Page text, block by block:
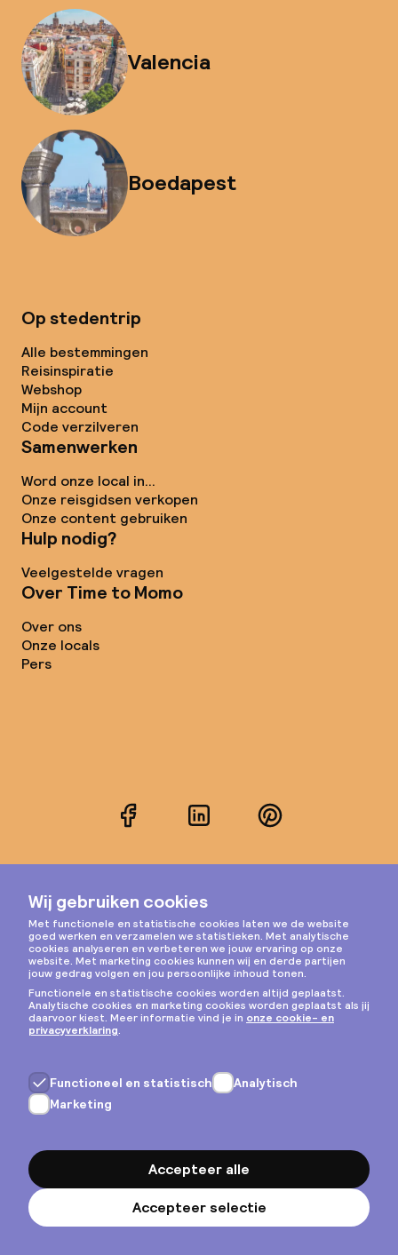
Valencia
Boedapest
Op stedentrip
Alle bestemmingen
Reisinspiratie
Webshop
Mijn account
Code verzilveren
Samenwerken
Word onze local in...
Onze reisgidsen verkopen
Onze content gebruiken
Hulp nodig?
Veelgestelde vragen
Over Time to Momo
Over ons
Onze locals
Pers
FacebookLinkedInPinterest
Instagram
Privacy & cookies
Algemene voorwaarden